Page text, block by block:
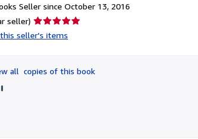
Seller since October 13, 2016
seller) Seller
rating
of
5
seller's items
all copies of this book